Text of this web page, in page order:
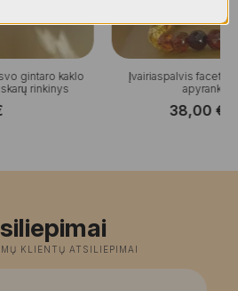
gintaro kaklo
rinkinys
Įvairiaspalvis
apyrankės
38,00 €
KLIENTŲ ATSILIEPIMAI